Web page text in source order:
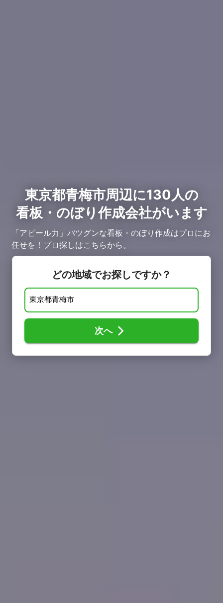
東京都青梅市周辺に130人の
看板・のぼり作成会社がいます
「アピール力」バツグンな看板・のぼり作成はプロにお
任せを！プロ探しはこちらから。
どの地域でお探しですか？
次へ